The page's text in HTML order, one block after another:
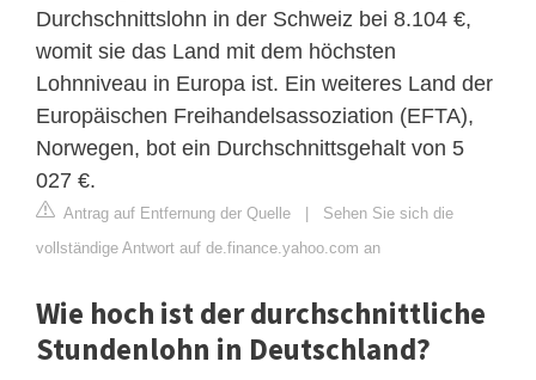
Durchschnittslohn in der Schweiz bei 8.104 €,
womit sie das Land mit dem höchsten
Lohnniveau in Europa ist. Ein weiteres Land der
Europäischen Freihandelsassoziation (EFTA),
Norwegen, bot ein Durchschnittsgehalt von 5
027 €.
Antrag auf Entfernung der Quelle | Sehen Sie sich die
vollständige Antwort auf de.finance.yahoo.com an
Wie hoch ist der durchschnittliche
Stundenlohn in Deutschland?